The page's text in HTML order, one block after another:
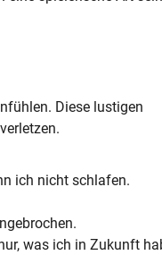
Diese lustigen
ich nicht schlafen.
was ich in Zukunft